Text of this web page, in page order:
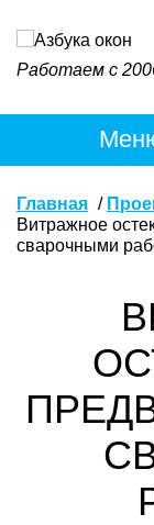
Работаем с
Главная
Витражное
сварочными